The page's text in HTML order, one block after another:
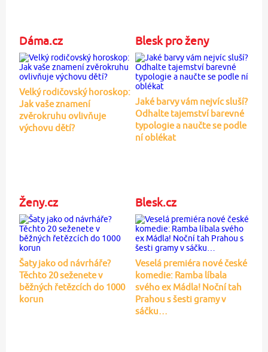
Dáma.cz
Velký rodičovský horoskop:
Jak vaše znamení
zvěrokruhu ovlivňuje
výchovu dětí?
Blesk pro ženy
Jaké barvy vám nejvíc sluší?
Odhalte tajemství barevné
typologie a naučte se podle
ní oblékat
Ženy.cz
Šaty jako od návrháře?
Těchto 20 seženete v
běžných řetězcích do 1000
korun
Blesk.cz
Veselá premiéra nové české
komedie: Ramba líbala
svého ex Mádla! Noční tah
Prahou s šesti gramy v
sáčku…